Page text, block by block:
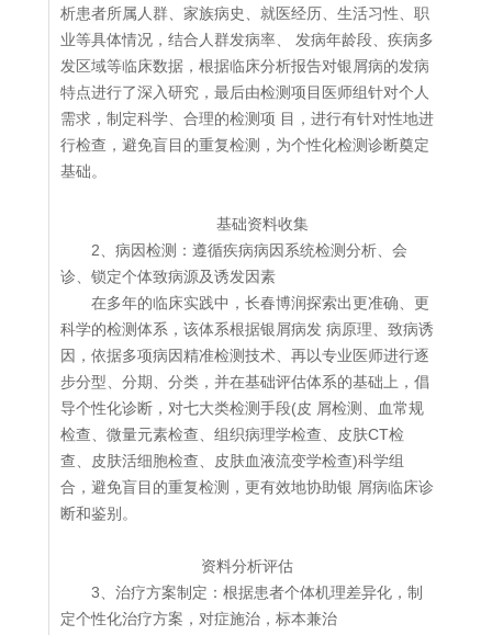
析患者所属人群、家族病史、就医经历、生活习性、职
业等具体情况，结合人群发病率、 发病年龄段、疾病多
发区域等临床数据，根据临床分析报告对银屑病的发病
特点进行了深入研究，最后由检测项目医师组针对个人
需求，制定科学、合理的检测项 目，进行有针对性地进
行检查，避免盲目的重复检测，为个性化检测诊断奠定
基础。
基础资料收集
2、病因检测：遵循疾病病因系统检测分析、会
诊、锁定个体致病源及诱发因素
在多年的临床实践中，长春博润探索出更准确、更
科学的检测体系，该体系根据银屑病发 病原理、致病诱
因，依据多项病因精准检测技术、再以专业医师进行逐
步分型、分期、分类，并在基础评估体系的基础上，倡
导个性化诊断，对七大类检测手段(皮 屑检测、血常规
检查、微量元素检查、组织病理学检查、皮肤CT检
查、皮肤活细胞检查、皮肤血液流变学检查)科学组
合，避免盲目的重复检测，更有效地协助银 屑病临床诊
断和鉴别。
资料分析评估
3、治疗方案制定：根据患者个体机理差异化，制
定个性化治疗方案，对症施治，标本兼治